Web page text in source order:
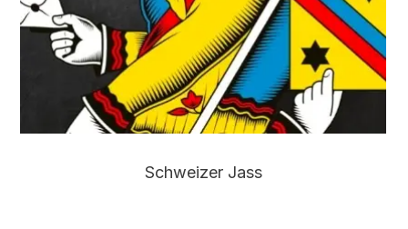
Schweizer Jass